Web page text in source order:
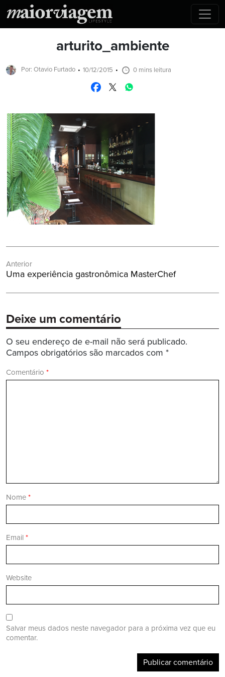
arturito_ambiente
Por: Otavio Furtado 10/12/2015 0 mins leitura
de
Anterior
Post
Uma experiência gastronômica MasterChef
Deixe um comentário
O seu endereço de e-mail não será publicado.
Campos obrigatórios são marcados com *
Comentário *
Nome *
Email *
Website
Salvar meus dados neste navegador para a próxima vez que eu
comentar.